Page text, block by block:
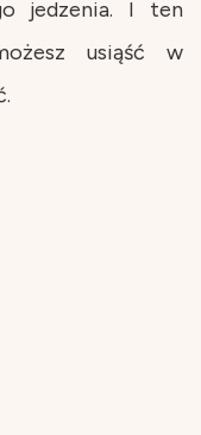
jedzenia. I ten
usiąść w